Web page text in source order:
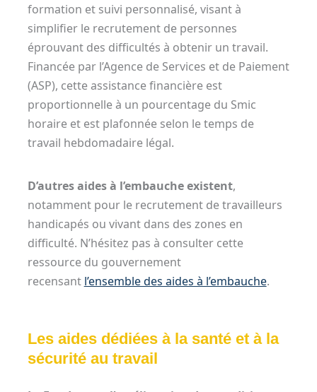
formation et suivi personnalisé, visant à
simplifier le recrutement de personnes
éprouvant des difficultés à obtenir un travail.
Financée par l’Agence de Services et de Paiement
(ASP), cette assistance financière est
proportionnelle à un pourcentage du Smic
horaire et est plafonnée selon le temps de
travail hebdomadaire légal.
D’autres aides à l’embauche existent,
notamment pour le recrutement de travailleurs
handicapés ou vivant dans des zones en
difficulté. N’hésitez pas à consulter cette
ressource du gouvernement
recensant l’ensemble des aides à l’embauche.
Les aides dédiées à la santé et à la
sécurité au travail